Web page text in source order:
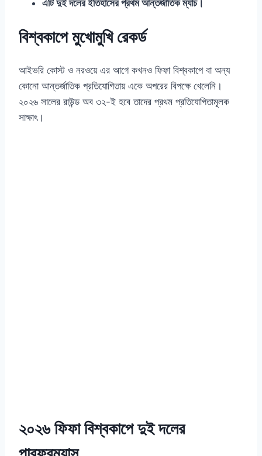
এটি দুই দলের ইতিহাসের প্রথম আন্তর্জাতিক ম্যাচ।
বিশ্বকাপে মুখোমুখি রেকর্ড
আইভরি কোস্ট ও নরওয়ে এর আগে কখনও ফিফা বিশ্বকাপে বা অন্য
কোনো আন্তর্জাতিক প্রতিযোগিতায় একে অপরের বিপক্ষে খেলেনি।
২০২৬ সালের রাউন্ড অব ৩২-ই হবে তাদের প্রথম প্রতিযোগিতামূলক
সাক্ষাৎ।
২০২৬ ফিফা বিশ্বকাপে দুই দলের